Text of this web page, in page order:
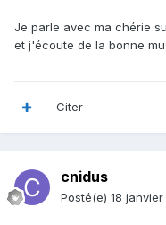
Je parle avec ma chérie
et j'écoute de la bonne
Citer
cnidus
Posté(e) 18